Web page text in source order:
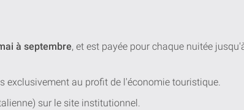
à septembre, et est payée pour chaque nuitée
exclusivement au profit de l'économie touristique.
sur le site institutionnel.